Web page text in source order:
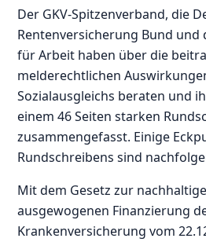
Der GKV-Spitzenverband, die
Rentenversicherung Bund und
für Arbeit haben über die
melderechtlichen
Sozialausgleichs beraten und
einem 46 Seiten starken
zusammengefasst. Einige
Rundschreibens sind
Mit dem Gesetz zur
ausgewogenen Finanzierung
Krankenversicherung vom